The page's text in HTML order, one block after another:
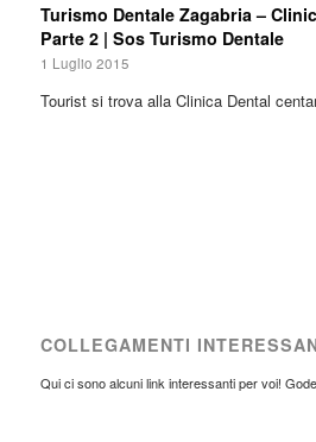
Turismo Dentale Zagabria –
Parte 2 | Sos Turismo Dentale
1 Luglio 2015
Tourist si trova alla Clinica Dental
COLLEGAMENTI
Qui ci sono alcuni link interessanti per voi!